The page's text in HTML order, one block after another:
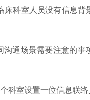
床科室人员没有信息
通场景需要注意的
科室设置一位信息联